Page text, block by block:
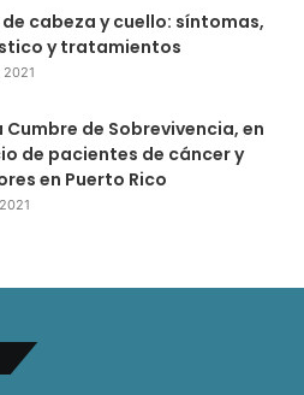
cabeza y cuello: síntomas,
y tratamientos
Cumbre de Sobrevivencia, en
de pacientes de cáncer y
en Puerto Rico